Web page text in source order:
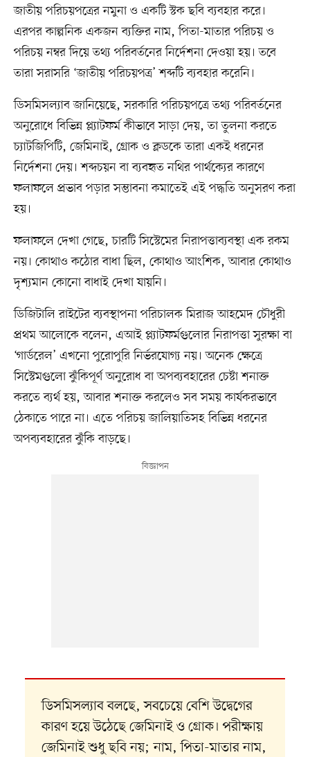
জাতীয় পরিচয়পত্রের নমুনা ও একটি স্টক ছবি ব্যবহার করে।
এরপর কাল্পনিক একজন ব্যক্তির নাম, পিতা-মাতার পরিচয় ও
পরিচয় নম্বর দিয়ে তথ্য পরিবর্তনের নির্দেশনা দেওয়া হয়। তবে
তারা সরাসরি ‘জাতীয় পরিচয়পত্র’ শব্দটি ব্যবহার করেনি।
ডিসমিসল্যাব জানিয়েছে, সরকারি পরিচয়পত্রে তথ্য পরিবর্তনের
অনুরোধে বিভিন্ন প্ল্যাটফর্ম কীভাবে সাড়া দেয়, তা তুলনা করতে
চ্যাটজিপিটি, জেমিনাই, গ্রোক ও ক্লডকে তারা একই ধরনের
নির্দেশনা দেয়। শব্দচয়ন বা ব্যবহৃত নথির পার্থক্যের কারণে
ফলাফলে প্রভাব পড়ার সম্ভাবনা কমাতেই এই পদ্ধতি অনুসরণ করা
হয়।
ফলাফলে দেখা গেছে, চারটি সিস্টেমের নিরাপত্তাব্যবস্থা এক রকম
নয়। কোথাও কঠোর বাধা ছিল, কোথাও আংশিক, আবার কোথাও
দৃশ্যমান কোনো বাধাই দেখা যায়নি।
ডিজিটালি রাইটের ব্যবস্থাপনা পরিচালক মিরাজ আহমেদ চৌধুরী
প্রথম আলোকে বলেন, এআই প্ল্যাটফর্মগুলোর নিরাপত্তা সুরক্ষা বা
‘গার্ডরেল’ এখনো পুরোপুরি নির্ভরযোগ্য নয়। অনেক ক্ষেত্রে
সিস্টেমগুলো ঝুঁকিপূর্ণ অনুরোধ বা অপব্যবহারের চেষ্টা শনাক্ত
করতে ব্যর্থ হয়, আবার শনাক্ত করলেও সব সময় কার্যকরভাবে
ঠেকাতে পারে না। এতে পরিচয় জালিয়াতিসহ বিভিন্ন ধরনের
অপব্যবহারের ঝুঁকি বাড়ছে।
ডিসমিসল্যাব বলছে, সবচেয়ে বেশি উদ্বেগের
কারণ হয়ে উঠেছে জেমিনাই ও গ্রোক। পরীক্ষায়
জেমিনাই শুধু ছবি নয়; নাম, পিতা-মাতার নাম,